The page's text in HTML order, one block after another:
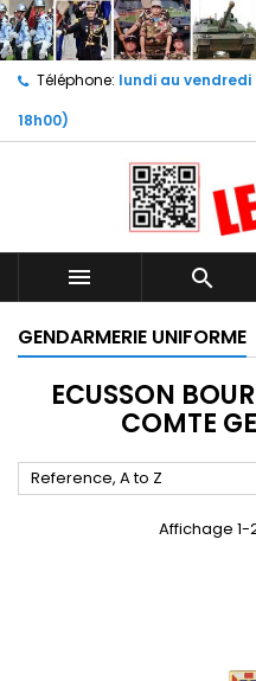
Téléphone: lundi au vendredi
18h00)
 
GENDARMERIE UNIFORME
ECUSSON
COMTE
Reference, A to Z
Affichage